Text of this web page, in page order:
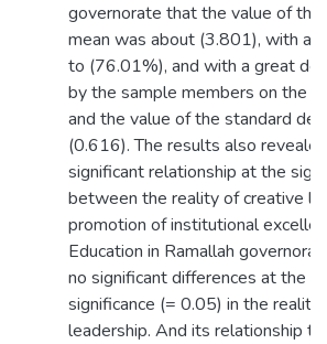
governorate that the value of the
mean was about (3.801), with a
to (76.01%), and with a great
by the sample members on the
and the value of the standard
(0.616). The results also
significant relationship at the
between the reality of creative
promotion of institutional
Education in Ramallah
no significant differences at the
significance (= 0.05) in the reality
leadership. And its relationship